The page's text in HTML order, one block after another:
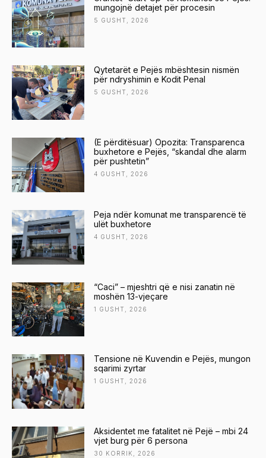
mungojnë detajet për procesin
5 GUSHT, 2026
Qytetarët e Pejës mbështesin nismën
për ndryshimin e Kodit Penal
5 GUSHT, 2026
(E përditësuar) Opozita: Transparenca
buxhetore e Pejës, “skandal dhe alarm
për pushtetin”
4 GUSHT, 2026
Peja ndër komunat me transparencë të
ulët buxhetore
4 GUSHT, 2026
“Caci” – mjeshtri që e nisi zanatin në
moshën 13-vjeçare
1 GUSHT, 2026
Tensione në Kuvendin e Pejës, mungon
sqarimi zyrtar
1 GUSHT, 2026
Aksidentet me fatalitet në Pejë – mbi 24
vjet burg për 6 persona
30 KORRIK, 2026